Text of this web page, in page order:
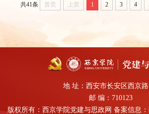
记忆，窑洞旧址镌刻新闻初心。立足红色文化传承与
共41条 首页 上页 1 2 3 4
地 址：西安市长安区西京
邮 编：710123
版权所有：西京学院党建与思政网 备案信息：